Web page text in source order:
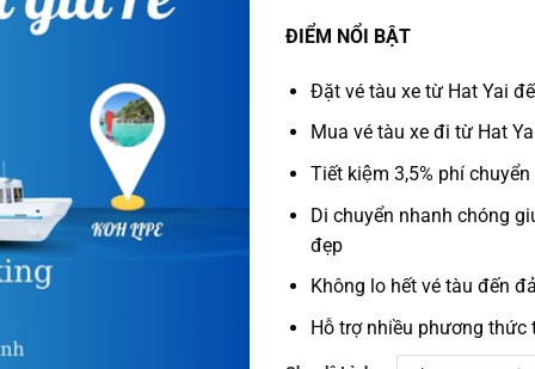
ĐIỂM NỔI BẬT
Đặtvé tàu xe từ Hat Yai
Mua vé tàu xe đi từ Hat
Tiết kiệm 3,5% phí
Di chuyển nhanh chóng
đẹp
Không lo hết vé tàu đến
Hỗ trợ nhiều phương